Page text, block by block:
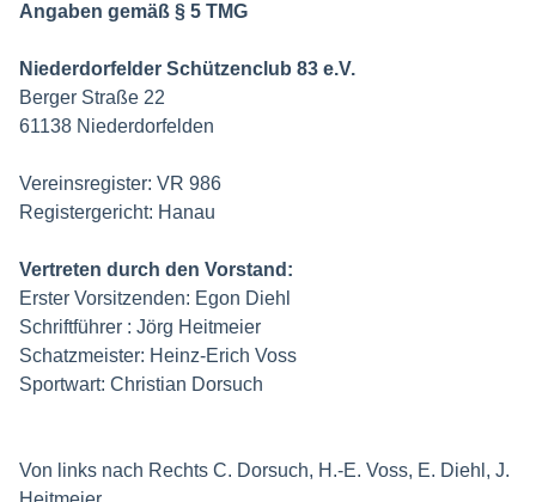
Angaben gemäß § 5 TMG
Niederdorfelder Schützenclub 83 e.V.
Berger Straße 22
61138 Niederdorfelden
Vereinsregister: VR 986
Registergericht: Hanau
Vertreten durch den Vorstand:
Erster Vorsitzenden: Egon Diehl
Schriftführer : Jörg Heitmeier
Schatzmeister: Heinz-Erich Voss
Sportwart: Christian Dorsuch
Von links nach Rechts C. Dorsuch, H.-E. Voss, E. Diehl, J.